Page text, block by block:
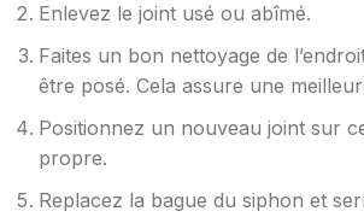
Enlevez le joint usé ou abîmé.
Faites un bon nettoyage de
être posé. Cela assure une
Positionnez un nouveau joint sur
propre.
Replacez la bague du siphon et